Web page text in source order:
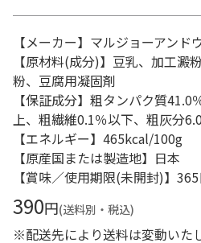
【メーカー】マルジョーアンド
【原材料(成分)】豆乳、加工澱
粉、豆腐用凝固剤
【保証成分】粗タンパク質
上、粗繊維0.1％以下、粗灰分
【エネルギー】465kcal/100g
【原産国または製造地】日本
【賞味／使用期限(未開封)】365
390円(送料別・税込)
※配送先により送料は変動いた